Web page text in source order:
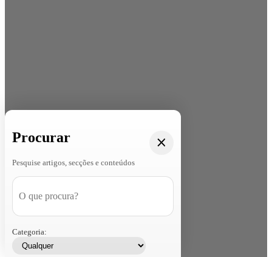
Procurar
Pesquise artigos, secções e conteúdos
Categoria: